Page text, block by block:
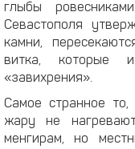
глыбы
Севастополя
камни,
витка, которые
«завихрения».
Самое странное
жару не
менгирам, но